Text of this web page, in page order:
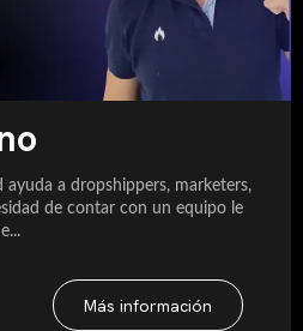
a dropshippers, marketers,
de contar con un equipo le
Más información